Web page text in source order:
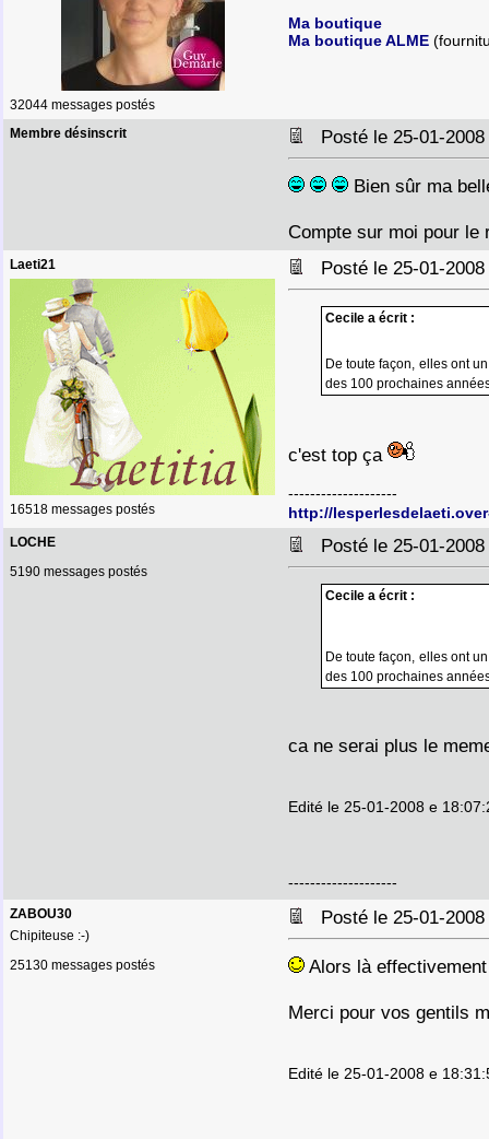
32044 messages postés
Ma boutique
Ma boutique ALME
Membre désinscrit Posté le 25-01-
Bien sûr ma
Compte sur moi pour
Laeti21
16518 messages postés
Posté le 25-01-
Cecile a écrit :
De toute façon, elles ont
des 100 prochaines
c'est top ça
--------------------
http://
LOCHE
5190 messages postés
Posté le 25-01-
Cecile a écrit :
De toute façon, elles ont
des 100 prochaines
ca ne serai plus le
Edité le 25-01-2008 e
--------------------
ZABOU30
Chipiteuse :-)
25130 messages postés
Posté le 25-01-
Alors là
Merci pour vos gentils
Edité le 25-01-2008 e